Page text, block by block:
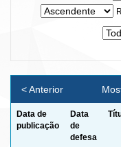
< Anterior
Data de
publicação
Data
de
defesa